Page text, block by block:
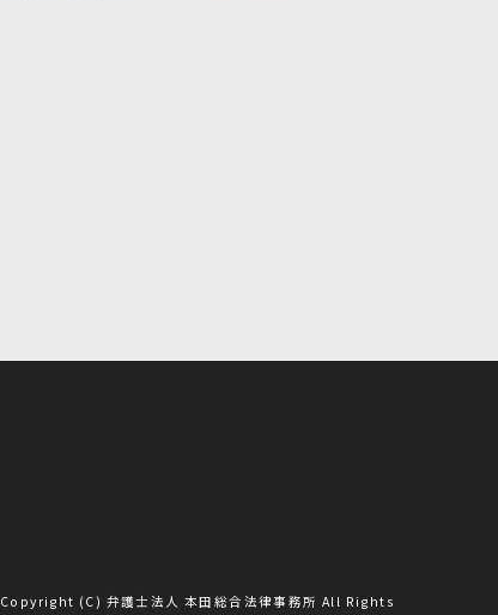
Copyright (C) 弁護士法人 本田総合法律事務所 All Rights